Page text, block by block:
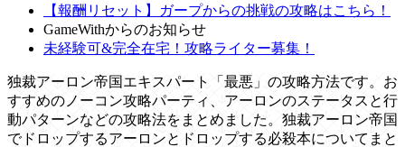
【報酬リセット】ガープからの挑戦の攻略はこちら！
GameWithからのお知らせ
未経験可&完全在宅！攻略ライター募集！
独裁アーロン帝国エキスパート「最悪」の攻略方法です。お
すすめのノーコン攻略パーティ、アーロンのステータスと行
動パターンなどの攻略法をまとめました。独裁アーロン帝国
でドロップするアーロンとドロップする必殺本についてまと